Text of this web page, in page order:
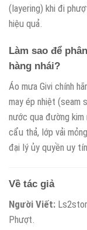
(layering) khi đi
hiệu quả.
Làm sao để
hàng nhái?
Áo mưa Givi chính
may ép nhiệt (seam
nước qua đường
cẩu thả, lớp vải
đại lý ủy quyền uy
Về tác giả
Người Viết:
Phượt.